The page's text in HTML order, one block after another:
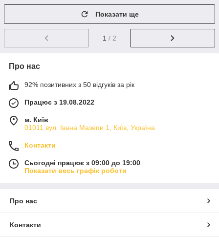
Показати ще
1 / 2
Про нас
92% позитивних з 50 відгуків за рік
Працює з 19.08.2022
м. Київ
01011 вул. Івана Мазепи 1, Київ, Україна
Контакти
Сьогодні працює з 09:00 до 19:00
Показати весь графік роботи
Про нас
Контакти